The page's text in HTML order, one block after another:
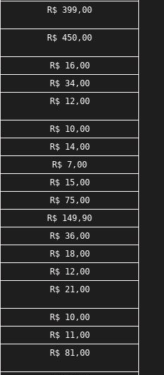
R$ 399,00
R$ 450,00
R$ 16,00
R$ 34,00
R$ 12,00
R$ 10,00
R$ 14,00
R$ 7,00
R$ 15,00
R$ 75,00
R$ 149,90
R$ 36,00
R$ 18,00
R$ 12,00
R$ 21,00
R$ 10,00
R$ 11,00
R$ 81,00